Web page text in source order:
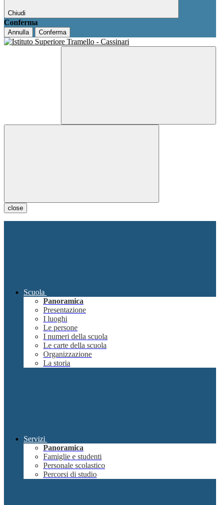
Chiudi
Conferma
Annulla Conferma
close
Scuola
Panoramica
Presentazione
I luoghi
Le persone
I numeri della scuola
Le carte della scuola
Organizzazione
La storia
Servizi
Panoramica
Famiglie e studenti
Personale scolastico
Percorsi di studio